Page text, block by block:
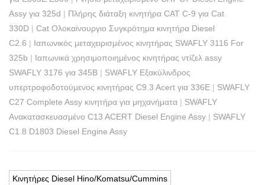
Assy για 325d | Πλήρης διάταξη κινητήρα CAT C-9 για Cat
330D | Cat Ολοκαίνουργιο Συγκρότημα κινητήρα Diesel
C2.6 | Ιαπωνικός μεταχειρισμένος κινητήρας SWAFLY 3116 For
325b | Ιαπωνικά χρησιμοποιημένος κινητήρας ντίζελ assy
SWAFLY 3176 για 345B | SWAFLY Εξακύλινδρος
υπερτροφοδοτούμενος κινητήρας C9.3 Acert για 336E | SWAFLY
C27 Complete Assy κινητήρα για μηχανήματα | SWAFLY
Ανακατασκευασμένο C13 ACERT Diesel Engine Assy | SWAFLY
C1.8 D1803 Diesel Engine Assy
Κινητήρες Diesel Hino/Komatsu/Cummins